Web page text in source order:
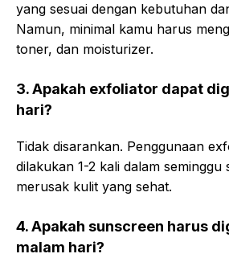
yang sesuai dengan kebutuhan
Namun, minimal kamu harus
toner, dan moisturizer.
3. Apakah exfoliator dapat
hari?
Tidak disarankan. Penggunaan
dilakukan 1-2 kali dalam seminggu
merusak kulit yang sehat.
4. Apakah sunscreen harus
malam hari?